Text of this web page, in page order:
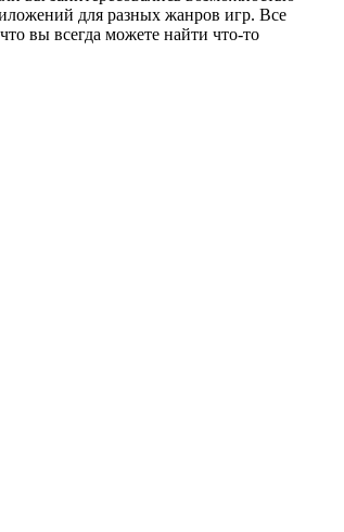
для разных жанров игр. Все
вы всегда можете найти что-то